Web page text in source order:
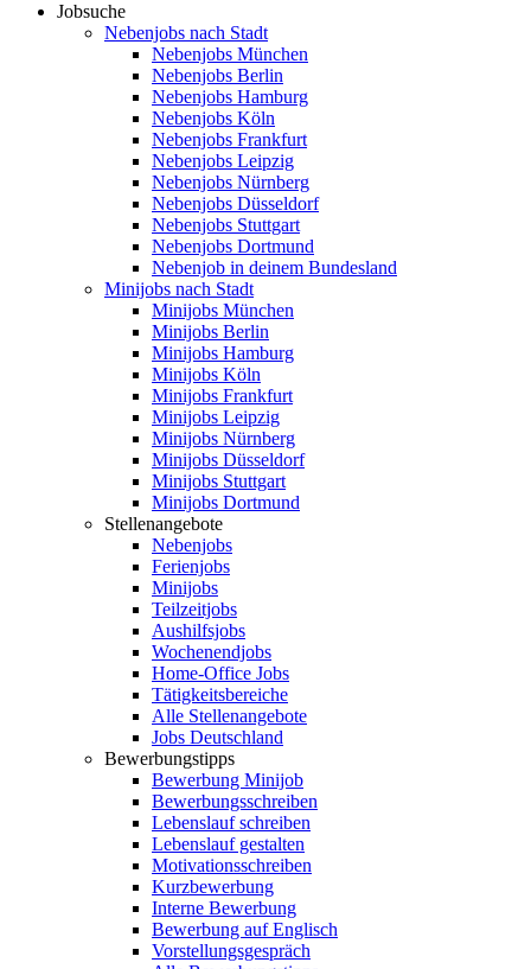
Jobsuche
Nebenjobs nach Stadt
Nebenjobs München
Nebenjobs Berlin
Nebenjobs Hamburg
Nebenjobs Köln
Nebenjobs Frankfurt
Nebenjobs Leipzig
Nebenjobs Nürnberg
Nebenjobs Düsseldorf
Nebenjobs Stuttgart
Nebenjobs Dortmund
Nebenjob in deinem Bundesland
Minijobs nach Stadt
Minijobs München
Minijobs Berlin
Minijobs Hamburg
Minijobs Köln
Minijobs Frankfurt
Minijobs Leipzig
Minijobs Nürnberg
Minijobs Düsseldorf
Minijobs Stuttgart
Minijobs Dortmund
Stellenangebote
Nebenjobs
Ferienjobs
Minijobs
Teilzeitjobs
Aushilfsjobs
Wochenendjobs
Home-Office Jobs
Tätigkeitsbereiche
Alle Stellenangebote
Jobs Deutschland
Bewerbungstipps
Bewerbung Minijob
Bewerbungsschreiben
Lebenslauf schreiben
Lebenslauf gestalten
Motivationsschreiben
Kurzbewerbung
Interne Bewerbung
Bewerbung auf Englisch
Vorstellungsgespräch